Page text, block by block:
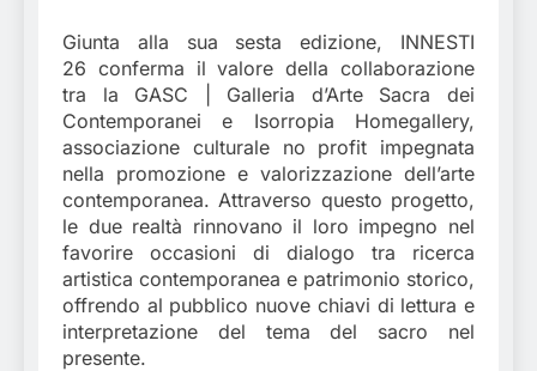
Giunta alla sua sesta edizione, INNESTI
26 conferma il valore della collaborazione
tra la GASC | Galleria d’Arte Sacra dei
Contemporanei e Isorropia Homegallery,
associazione culturale no profit impegnata
nella promozione e valorizzazione dell’arte
contemporanea. Attraverso questo progetto,
le due realtà rinnovano il loro impegno nel
favorire occasioni di dialogo tra ricerca
artistica contemporanea e patrimonio storico,
offrendo al pubblico nuove chiavi di lettura e
interpretazione del tema del sacro nel
presente.